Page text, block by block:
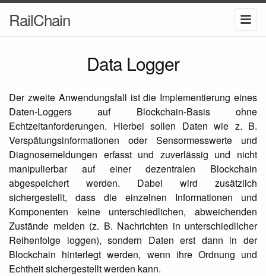
RailChain
Data Logger
Der zweite Anwendungsfall ist die Implementierung eines
Daten-Loggers auf Blockchain-Basis ohne
Echtzeitanforderungen. Hierbei sollen Daten wie z. B.
Verspätungsinformationen oder Sensormesswerte und
Diagnosemeldungen erfasst und zuverlässig und nicht
manipulierbar auf einer dezentralen Blockchain
abgespeichert werden. Dabei wird zusätzlich
sichergestellt, dass die einzelnen Informationen und
Komponenten keine unterschiedlichen, abweichenden
Zustände melden (z. B. Nachrichten in unterschiedlicher
Reihenfolge loggen), sondern Daten erst dann in der
Blockchain hinterlegt werden, wenn ihre Ordnung und
Echtheit sichergestellt werden kann.